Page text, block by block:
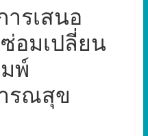
รเสนอ
อมเปลี่ยน
พ์
รณสุข